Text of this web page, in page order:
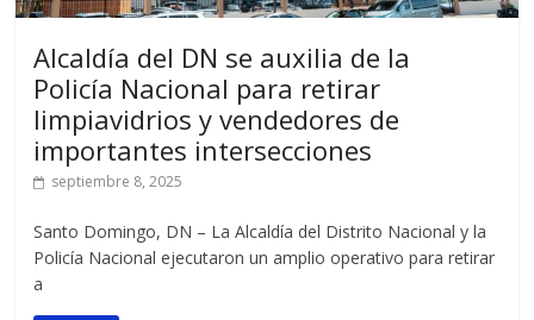
Alcaldía del DN se auxilia de la
Policía Nacional para retirar
limpiavidrios y vendedores de
importantes intersecciones
septiembre 8, 2025
Santo Domingo, DN – La Alcaldía del Distrito Nacional y la
Policía Nacional ejecutaron un amplio operativo para retirar
a